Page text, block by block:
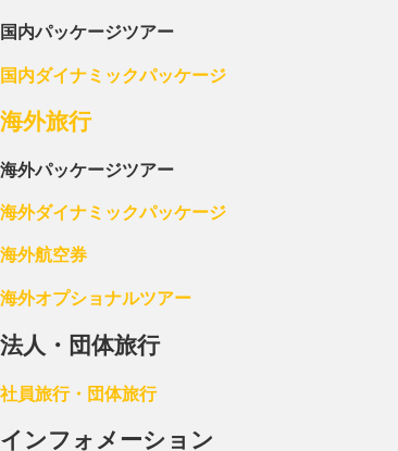
国内パッケージツアー
国内ダイナミックパッケージ
海外旅行
海外パッケージツアー
海外ダイナミックパッケージ
海外航空券
海外オプショナルツアー
法人・団体旅行
社員旅行・団体旅行
インフォメーション